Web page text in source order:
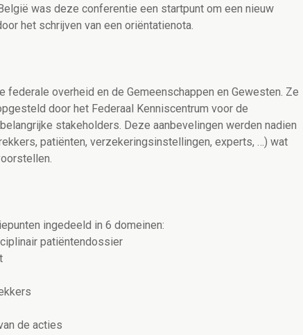
was deze conferentie een startpunt om een nieuw
het schrijven van een oriëntatienota.
overheid en de Gemeenschappen en Gewesten. Ze
door het Federaal Kenniscentrum voor de
stakeholders. Deze aanbevelingen werden nadien
patiënten, verzekeringsinstellingen, experts, …) wat
ingedeeld in 6 domeinen:
patiëntendossier
de acties